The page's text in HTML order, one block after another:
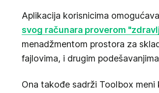
Aplikacija korisnicima
svog računara proverom
menadžmentom prostora za
fajlovima, i drugim
Ona takođe sadrži Toolbox